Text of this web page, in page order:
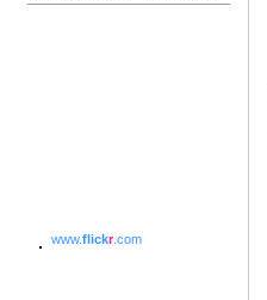
www.flickr.com